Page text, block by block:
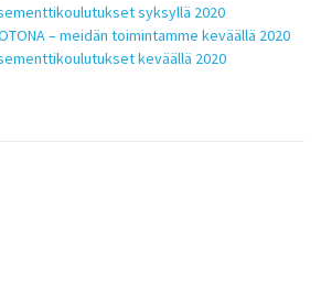
syksyllä 2020
– meidän toimintamme keväällä 2020
keväällä 2020